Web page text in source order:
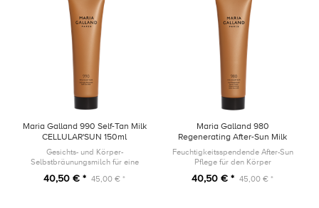
Maria Galland 990 Self-Tan Milk
CELLULAR'SUN 150ml
Gesichts- und Körper-
Selbstbräunungsmilch für eine
anhaltende Bräune, einfach
40,50 € * 45,00 € *
Maria Galland 980
Regenerating After-Sun Milk
CELLULAR'SUN 150ml
Feuchtigkeitsspendende After-Sun
Pflege für den Körper
40,50 € * 45,00 € *